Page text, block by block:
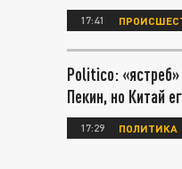
17:41
Politico: «ястреб»
Пекин, но Китай
17:29 ПОЛИТИКА